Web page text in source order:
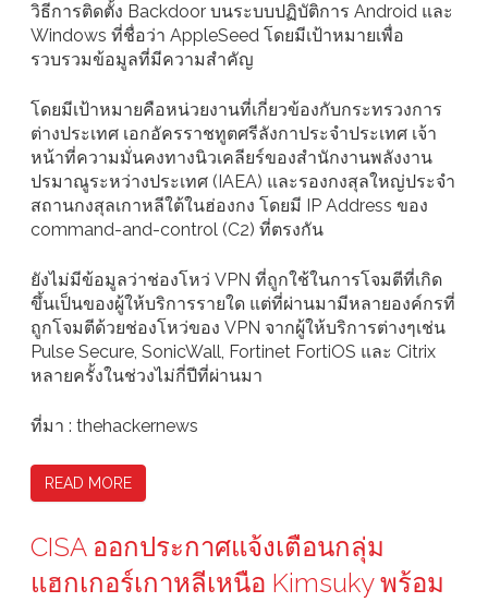
วิธีการติดตั้ง Backdoor บนระบบปฏิบัติการ Android และ
Windows ที่ชื่อว่า AppleSeed โดยมีเป้าหมายเพื่อ
รวบรวมข้อมูลที่มีความสำคัญ
โดยมีเป้าหมายคือหน่วยงานที่เกี่ยวข้องกับกระทรวงการ
ต่างประเทศ เอกอัครราชทูตศรีลังกาประจำประเทศ เจ้า
หน้าที่ความมั่นคงทางนิวเคลียร์ของสำนักงานพลังงาน
ปรมาณูระหว่างประเทศ (IAEA) และรองกงสุลใหญ่ประจำ
สถานกงสุลเกาหลีใต้ในฮ่องกง โดยมี IP Address ของ
command-and-control (C2) ที่ตรงกัน
ยังไม่มีข้อมูลว่าช่องโหว่ VPN ที่ถูกใช้ในการโจมตีที่เกิด
ขึ้นเป็นของผู้ให้บริการรายใด แต่ที่ผ่านมามีหลายองค์กรที่
ถูกโจมตีด้วยช่องโหว่ของ VPN จากผู้ให้บริการต่างๆเช่น
Pulse Secure, SonicWall, Fortinet FortiOS และ Citrix
หลายครั้งในช่วงไม่กี่ปีที่ผ่านมา
ที่มา : thehackernews
READ MORE
CISA ออกประกาศแจ้งเตือนกลุ่ม
แฮกเกอร์เกาหลีเหนือ Kimsuky พร้อม